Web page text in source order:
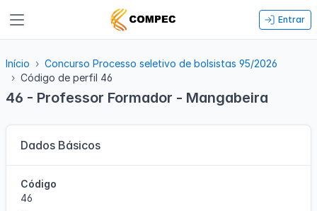
Entrar
Início
Concurso Processo seletivo de bolsistas 95/2026
Código de perfil 46
46 - Professor Formador - Mangabeira
Dados Básicos
Código
46